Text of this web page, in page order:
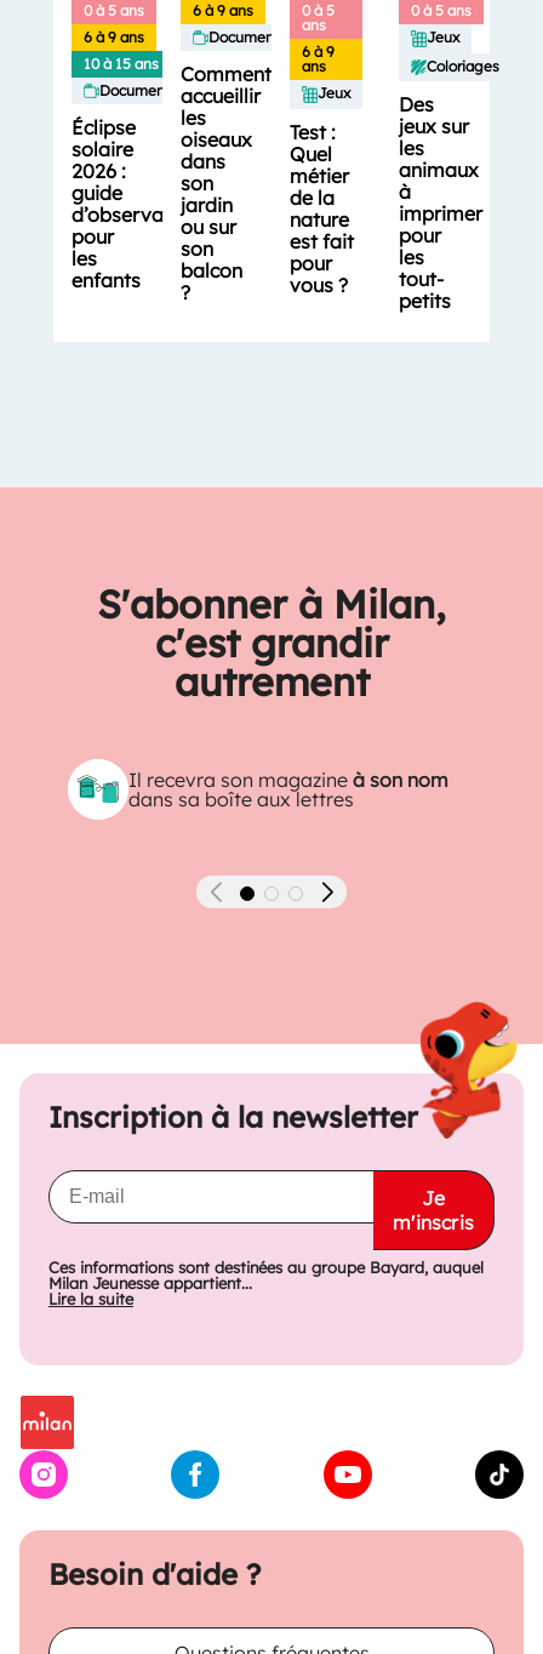
0 à 5 ans
6 à 9 ans
10 à 15 ans
Documentaires
Éclipse
solaire
2026 :
guide
d’observation
pour
les
enfants
6 à 9 ans
Documentaires
Comment
accueillir
les
oiseaux
dans
son
jardin
ou sur
son
balcon
?
0 à 5
ans
6 à 9
ans
Jeux
Test :
Quel
métier
de la
nature
est fait
pour
vous ?
0 à 5 ans
Jeux
Coloriages
Des
jeux sur
les
animaux
à
imprimer
pour
les
tout-
petits
S'abonner à Milan,
c'est grandir
autrement
Il recevra son magazineà son nom
dans sa boîte aux lettres
Précédent Suivant
Besoin d'aide ?
Inscription à la newsletter
Je
m'inscris
Ces informations sont destinées au groupe Bayard, auquel
Milan Jeunesse appartient...
Lire la suite